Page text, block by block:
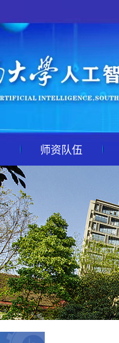
师资队伍